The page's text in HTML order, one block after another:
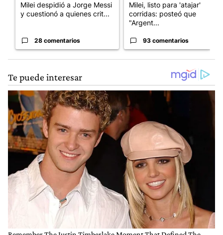
Milei despidió a Jorge Messi
y cuestionó a quienes crit...
28 comentarios
Milei, listo para 'atajar'
corridas: posteó que
"Argent...
93 comentarios